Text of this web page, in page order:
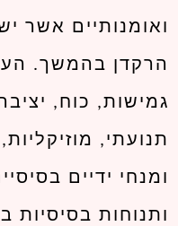
ואומנותיים אשר
הרקדן בהמשך.
גמישות, כוח,
תנועתי,
ומנחי ידיים
ותנוחות